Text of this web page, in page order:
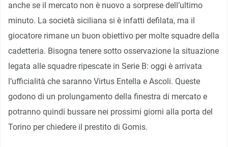
anche se il mercato non è nuovo a sorprese dell’ultimo
minuto. La società siciliana si è infatti defilata, ma il
giocatore rimane un buon obiettivo per molte squadre della
cadetteria. Bisogna tenere sotto osservazione la situazione
legata alle squadre ripescate in Serie B: oggi è arrivata
l’ufficialità che saranno Virtus Entella e Ascoli. Queste
godono di un prolungamento della finestra di mercato e
potranno quindi bussare nei prossimi giorni alla porta del
Torino per chiedere il prestito di Gomis.